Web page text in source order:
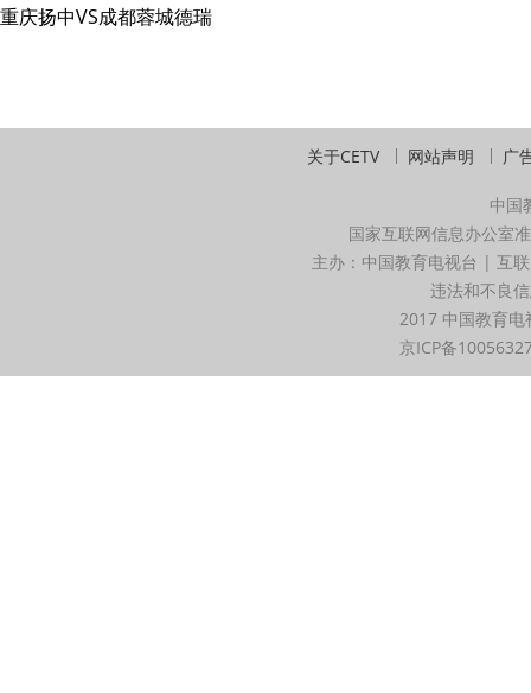
重庆扬中VS成都蓉城德瑞
关于CETV 网站声明 广
中国
国家互联网信息办公室
主办：中国教育电视台 | 互
违法和不良
2017 中国教育
京ICP备